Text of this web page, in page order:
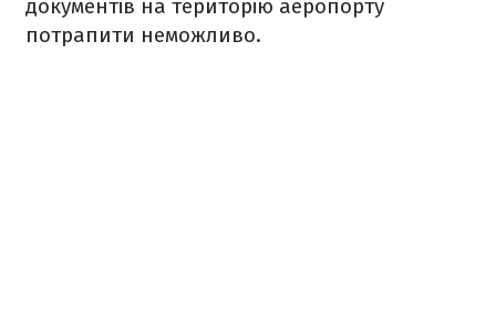
документів на територію аеропорту
потрапити неможливо.